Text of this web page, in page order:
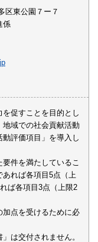
区東公園７ー７
係
促すことを目的とし
域での社会貢献活動
評価項目」を導入し
件を満たしているこ
れば各項目5点（上
ば各項目3点（上限2
点を受けるために必
は交付されません。